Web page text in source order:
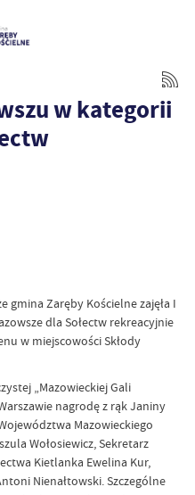
w kategorii
Zaręby Kościelne zajęła I
dla Sołectw rekreacyjnie
w miejscowości Skłody
„Mazowieckiej Gali
nagrodę z rąk Janiny
Mazowieckiego
Wołosiewicz, Sekretarz
Kietlanka Ewelina Kur,
Nienałtowski. Szczególne